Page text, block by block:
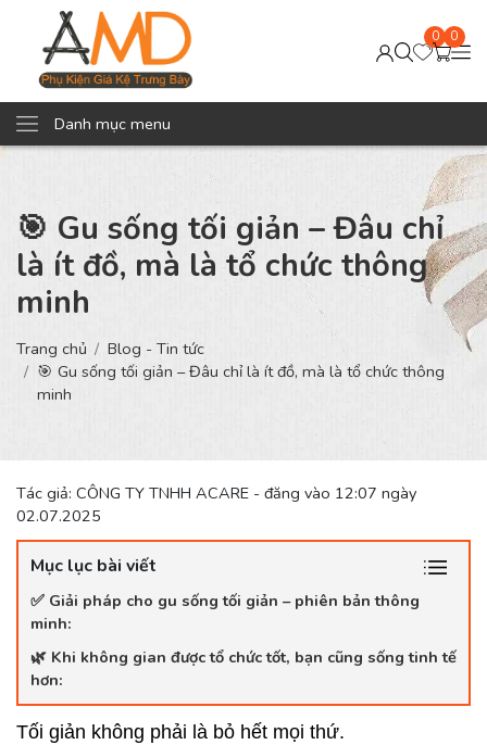
0 0
Danh mục menu
🎯 Gu sống tối giản – Đâu chỉ
là ít đồ, mà là tổ chức thông
minh
Trang chủ
Blog - Tin tức
🎯 Gu sống tối giản – Đâu chỉ là ít đồ, mà là tổ chức thông
minh
Tác giả: CÔNG TY TNHH ACARE - đăng vào 12:07 ngày
02.07.2025
Mục lục bài viết
✅ Giải pháp cho gu sống tối giản – phiên bản thông
minh:
🌿 Khi không gian được tổ chức tốt, bạn cũng sống tinh tế
hơn:
Tối giản không phải là bỏ hết mọi thứ.